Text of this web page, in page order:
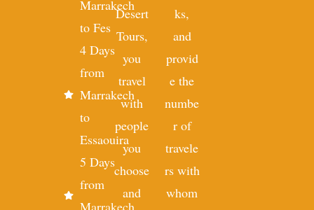
Marrakech
to Fes
4 Days
from
Marrakech
to
Essaouira
5 Days
from
Marrakech
Desert
Tours,
you
travel
with
people
you
choose
and
ks,
and
provid
e the
numbe
r of
travele
rs with
whom